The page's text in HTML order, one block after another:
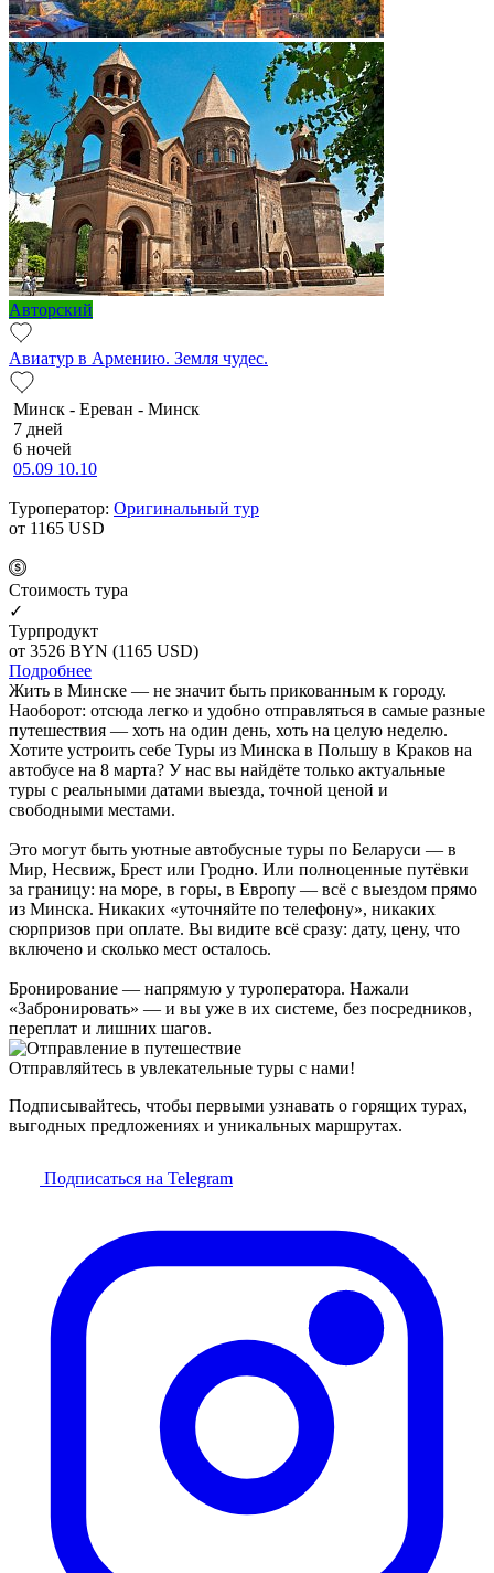
Авторский
Авиатур в Армению. Земля чудес.
Минск - Ереван - Минск
7 дней
6 ночей
05.09 10.10
Туроператор: Оригинальный тур
от 1165 USD
Cтоимость тура
✓
Турпродукт
от 3526 BYN (1165 USD)
Подробнее
Жить в Минске — не значит быть прикованным к городу.
Наоборот: отсюда легко и удобно отправляться в самые разные
путешествия — хоть на один день, хоть на целую неделю.
Хотите устроить себе Туры из Минска в Польшу в Краков на
автобусе на 8 марта? У нас вы найдёте только актуальные
туры с реальными датами выезда, точной ценой и
свободными местами.
Это могут быть уютные автобусные туры по Беларуси — в
Мир, Несвиж, Брест или Гродно. Или полноценные путёвки
за границу: на море, в горы, в Европу — всё с выездом прямо
из Минска. Никаких «уточняйте по телефону», никаких
сюрпризов при оплате. Вы видите всё сразу: дату, цену, что
включено и сколько мест осталось.
Бронирование — напрямую у туроператора. Нажали
«Забронировать» — и вы уже в их системе, без посредников,
переплат и лишних шагов.
Отправляйтесь в увлекательные туры с нами!
Подписывайтесь, чтобы первыми узнавать о горящих турах,
выгодных предложениях и уникальных маршрутах.
Подписаться на Telegram